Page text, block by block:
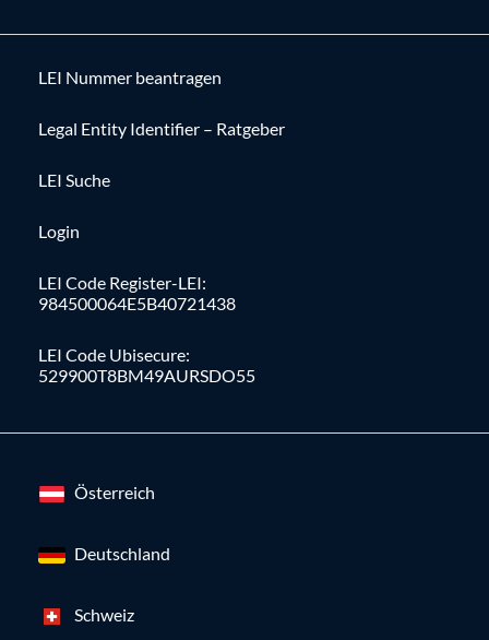
LEI Nummer beantragen
Legal Entity Identifier – Ratgeber
LEI Suche
Login
LEI Code Register-LEI:
984500064E5B40721438
LEI Code Ubisecure:
529900T8BM49AURSDO55
Österreich
Deutschland
Schweiz